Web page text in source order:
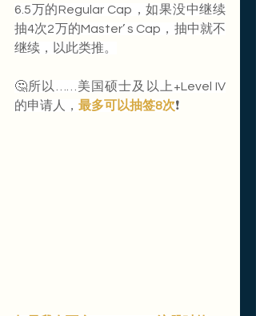
6.5万的Regular Cap，如果没中继续
抽4次2万的Master’ s Cap，抽中就不
继续，以此类推。
🤔所以……美国硕士及以上+Level IV
的申请人， 最多可以抽签8次❗️